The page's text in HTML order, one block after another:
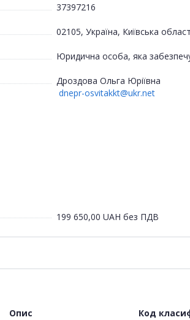
37397216
02105, Україна, Київська
Юридична особа, яка
Дроздова Ольга Юріївна
dnepr-osvitakkt@ukr.net
199 650,00 UAH без ПДВ
Опис Код